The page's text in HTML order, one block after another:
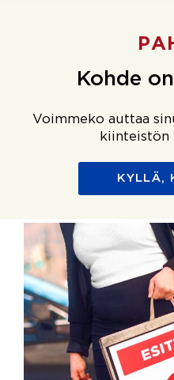
Kohde
Voimmeko auttaa
kiinteistön
KYLLÄ,